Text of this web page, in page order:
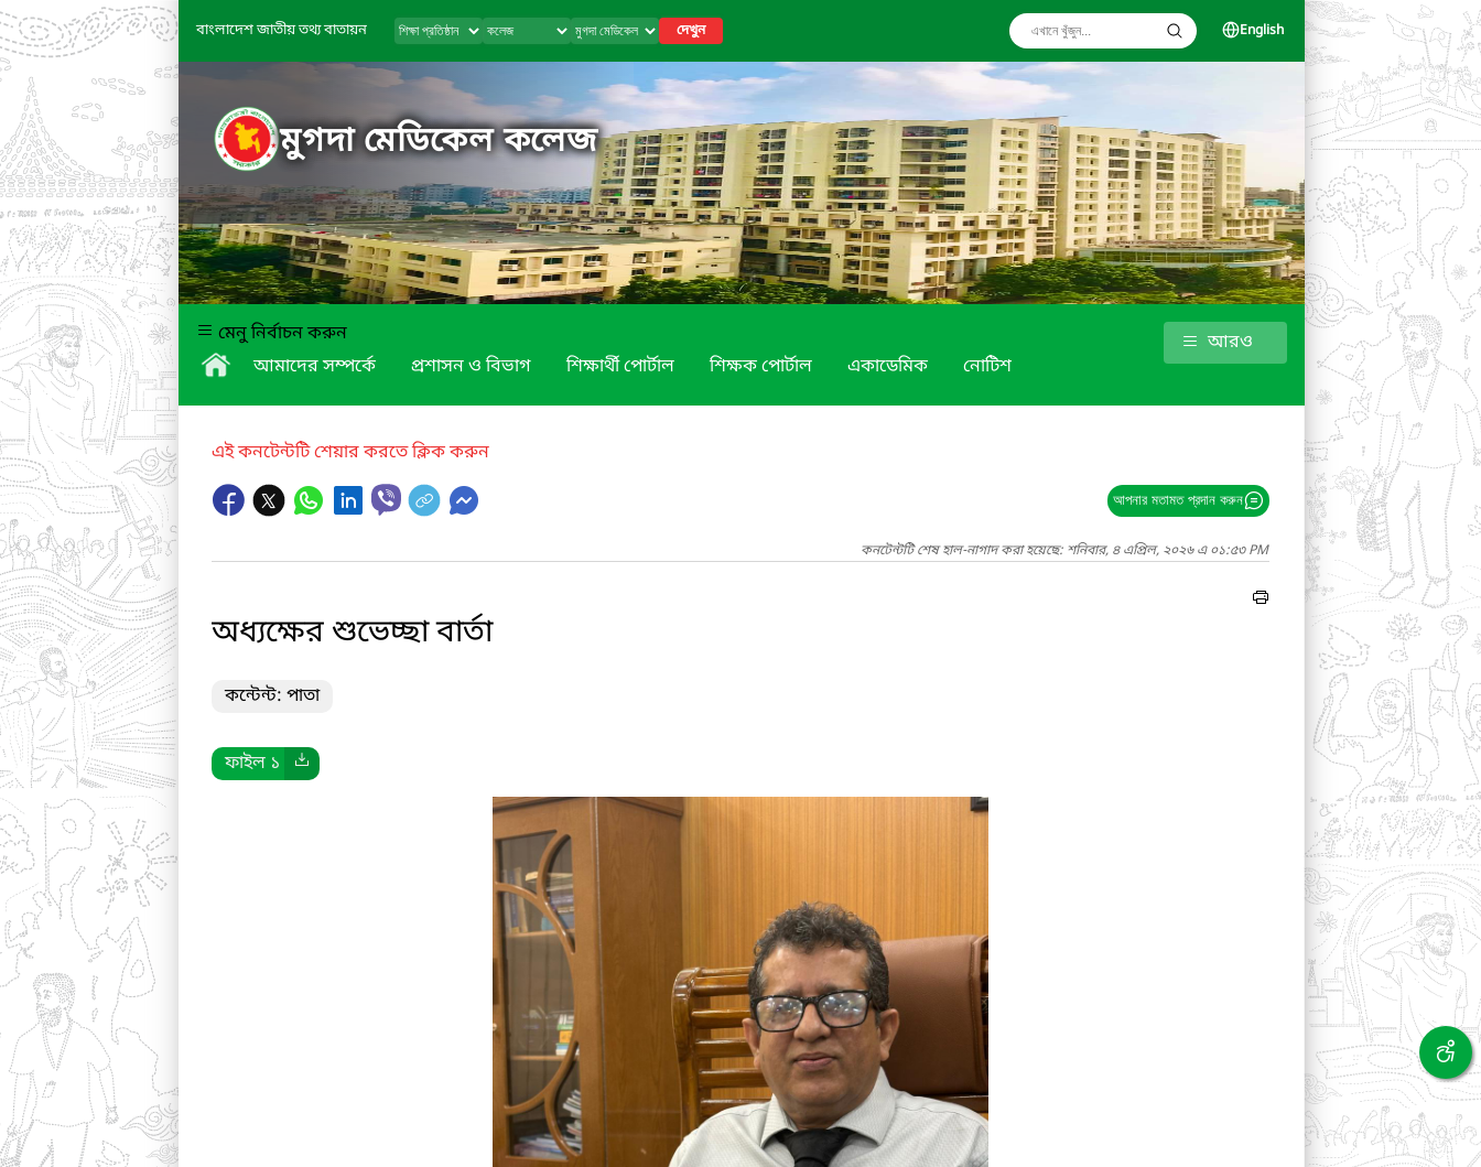
বাংলাদেশ জাতীয় তথ্য বাতায়ন দেখুন English
মুগদা মেডিকেল কলেজ
মেনু নির্বাচন করুন
আমাদের সম্পর্কে
প্রশাসন ও বিভাগ শিক্ষার্থী পোর্টাল শিক্ষক পোর্টাল একাডেমিক নোটিশ
আরও
এই কনটেন্টটি শেয়ার করতে ক্লিক করুন
আপনার মতামত প্রদান করুন
কনটেন্টটি শেষ হাল-নাগাদ করা হয়েছে: শনিবার, ৪ এপ্রিল, ২০২৬ এ ০১:৫৩ PM
অধ্যক্ষের শুভেচ্ছা বার্তা
কন্টেন্ট: পাতা
ফাইল ১